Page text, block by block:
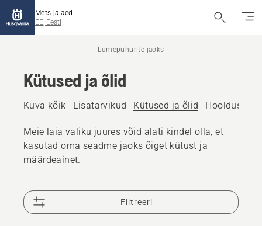
Mets ja aed
EE, Eesti
Lumepuhurite jaoks
Kütused ja õlid
Kuva kõik Lisatarvikud Kütused ja õlid Hooldus- ja
Meie laia valiku juures võid alati kindel olla, et
kasutad oma seadme jaoks õiget kütust ja
määrdeainet.
Filtreeri